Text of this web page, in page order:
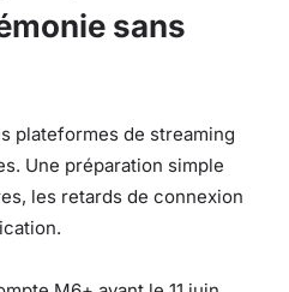
sans
plateformes de streaming
Une préparation simple
les retards de connexion